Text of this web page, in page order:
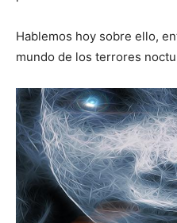
Hablemos hoy sobre ello,
mundo de los terrores